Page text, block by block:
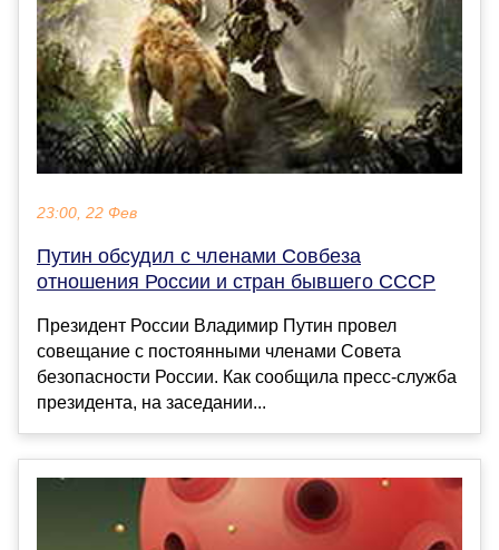
23:00, 22 Фев
Путин обсудил с членами Совбеза
отношения России и стран бывшего СССР
Президент России Владимир Путин провел
совещание с постоянными членами Совета
безопасности России. Как сообщила пресс-служба
президента, на заседании...